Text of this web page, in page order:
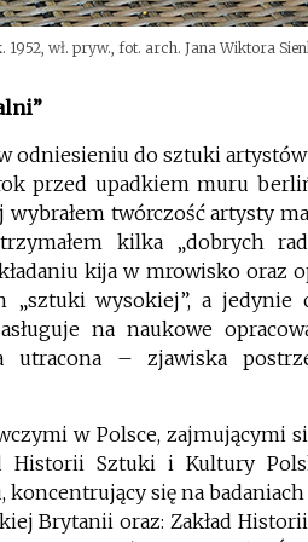
1952, wł. pryw., fot. arch. Jana Wiktora
odniesieniu do sztuki
przed upadkiem muru
twórczość artysty
kilka „dobrych
kija w mrowisko oraz
wysokiej”, a jedynie
na naukowe
– zjawiska
w Polsce, zajmującymi
Historii Sztuki i Kultury
się na
Brytanii oraz: Zakład